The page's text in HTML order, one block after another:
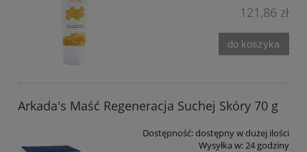
121,86 zł
do koszyka
Arkada's Maść Regeneracja Suchej Skóry 70 g
Dostępność:dostępny w dużej ilości
Wysyłka w:24 godziny